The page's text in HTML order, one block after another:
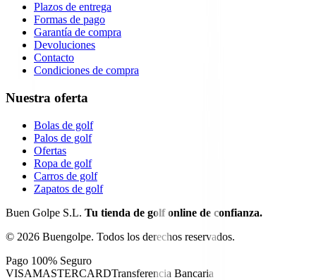
Plazos de entrega
Formas de pago
Garantía de compra
Devoluciones
Contacto
Condiciones de compra
Nuestra oferta
Bolas de golf
Palos de golf
Ofertas
Ropa de golf
Carros de golf
Zapatos de golf
Buen Golpe S.L. Tu tienda de golf online de confianza.
© 2026 Buengolpe. Todos los derechos reservados.
Pago 100% Seguro
VISAMASTERCARDTransferencia Bancaria